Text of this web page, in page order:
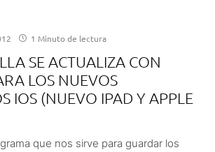
1 Minuto de lectura
SE ACTUALIZA CON
LOS NUEVOS
IOS (NUEVO IPAD Y APPLE
que nos sirve para guardar los